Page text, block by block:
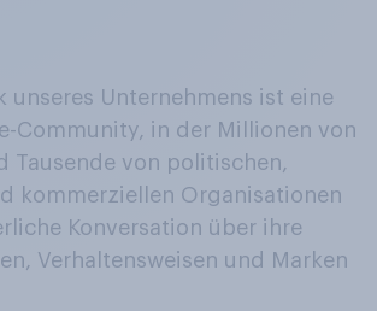
unseres Unternehmens ist eine
Community, in der Millionen von
Tausende von politischen,
kommerziellen Organisationen
Konversation über ihre
Verhaltensweisen und Marken